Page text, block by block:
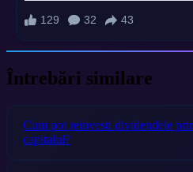
Întrebări similare
Cum pot reinvesti dividendele
capitalul?